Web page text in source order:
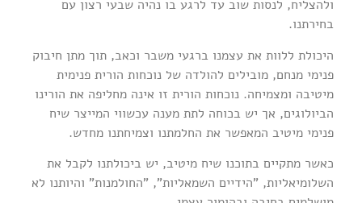
ולהצליח, לנסות שוב עד לרגע בו נהיה שבעי רצון עם
בחירתנו.
היכולת ללוות את עצמנו ברגעי משבר וכאב, תוך מתן חיבוק
פנימי מנחם, מובילים להולדה של נוכחות הורית פנימית
מיטיבה ומצמיחה. נוכחות הורית זו אינה מחליפה את הורינו
הביולוגים, אך יש בכוחה לתת מענה עכשווי המייצר שיח
פנימי מיטיב המאפשר את החלמתנו וצמיחתנו מחדש.
כאשר מתקיים בתוכנו שיח מיטיב, יש ביכולתנו לקבל את
השלומיאליות, "הידיים השמאליות", "החולמנות" והיותנו לא